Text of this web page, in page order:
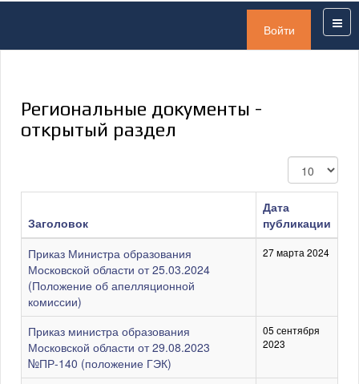
Войти
Региональные документы -
открытый раздел
Кол-
во
строк:
Заголовок
Дата
публикации
Приказ Министра образования
Московской области от 25.03.2024
(Положение об апелляционной
комиссии)
27 марта 2024
Приказ министра образования
Московской области от 29.08.2023
№ПР-140 (положение ГЭК)
05 сентября
2023